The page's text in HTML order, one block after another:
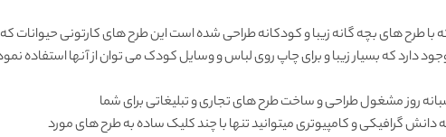
با طرح های بچه گانه زیبا و کودکانه طراحی شده است این طرح های کارتونی حیوانات
دارد که بسیار زیبا و برای چاپ روی لباس و وسایل کودک می توان از آنها استفاده
روز مشغول طراحی و ساخت طرح های تجاری و تبلیغاتی برای شما
دانش گرافیکی و کامپیوتری میتوانید تنها با چند کلیک ساده به طرح های مورد